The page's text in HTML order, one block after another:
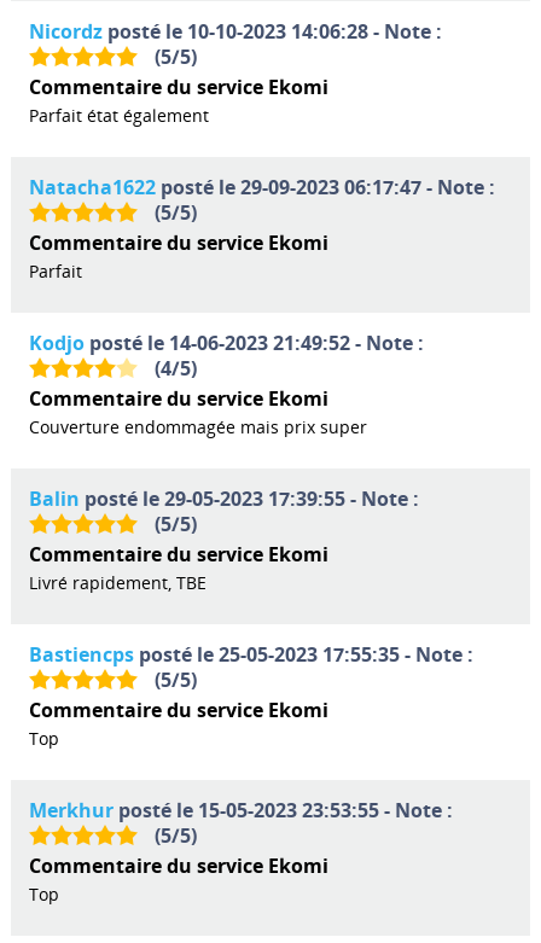
Nicordzposté le 10-10-2023 14:06:28 - Note :
(5/5)
Commentaire du service Ekomi
Parfait état également
Natacha1622posté le 29-09-2023 06:17:47 - Note :
(5/5)
Commentaire du service Ekomi
Parfait
Kodjoposté le 14-06-2023 21:49:52 - Note :
(4/5)
Commentaire du service Ekomi
Couverture endommagée mais prix super
Balin posté le 29-05-2023 17:39:55 - Note :
(5/5)
Commentaire du service Ekomi
Livré rapidement, TBE
Bastiencpsposté le 25-05-2023 17:55:35 - Note :
(5/5)
Commentaire du service Ekomi
Top
Merkhurposté le 15-05-2023 23:53:55 - Note :
(5/5)
Commentaire du service Ekomi
Top